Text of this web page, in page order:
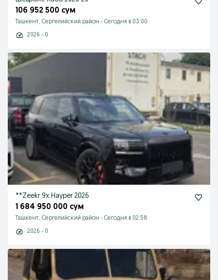
106 952 500 сум
Ташкент, Сергелийский район - Сегодня в 03:00
2026 - 0
**Zeekr 9x Hayper 2026
1 684 950 000 сум
Ташкент, Сергелийский район - Сегодня в 02:58
2026 - 0